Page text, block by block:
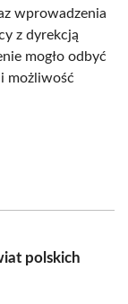
wprowadzenia
z dyrekcją
mogło odbyć
możliwość
polskich